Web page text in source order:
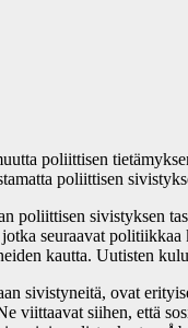
poliittisen
poliittisen
poliittisen sivistyksen
seuraavat politiikkaa
kautta. Uutisten
sivistyneitä, ovat
viittaavat siihen, että